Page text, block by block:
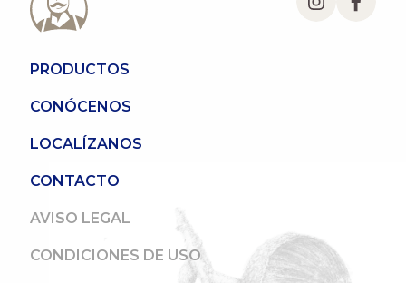
PRODUCTOS
CONÓCENOS
LOCALÍZANOS
CONTACTO
AVISO LEGAL
CONDICIONES DE USO